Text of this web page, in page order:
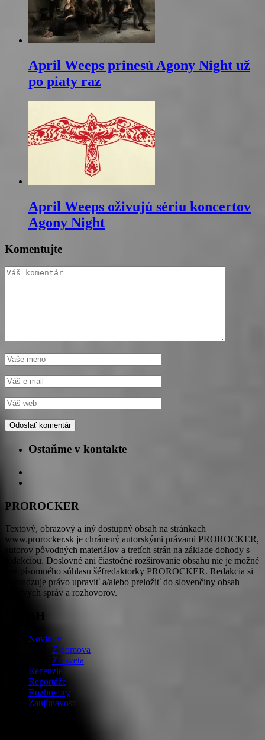
April Weeps prinesú Agony Night už
po piaty raz
April Weeps oživujú sériu koncertov
Agony Night
Komentujte
Ostaňme v kontakte
PROROCKER
Textový, obrazový a iný dostupný obsah na stránkach
www.prorocker.sk je chránený autorskými právami PROROCKER,
autorov pôvodných materiálov a tretích strán na základe dohody s
redakciou. Doslovné ani čiastočné rozširovanie obsahu nie je možné
bez písomného súhlasu šéfredaktorky PROROCKER. Redakcia si
vyhradzuje právo upraviť a/alebo preložiť do slovenčiny obsah
tlačových správ a rozhovorov.
OBSAH
Novinky
Z domova
Zo sveta
Recenzie
Reportáže
Rozhovory
Zaujímavosti